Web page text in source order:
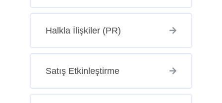
Halkla İlişkiler (PR)
Satış Etkinleştirme